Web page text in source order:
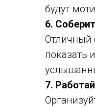
будут
6.
Отличный
показать
7.